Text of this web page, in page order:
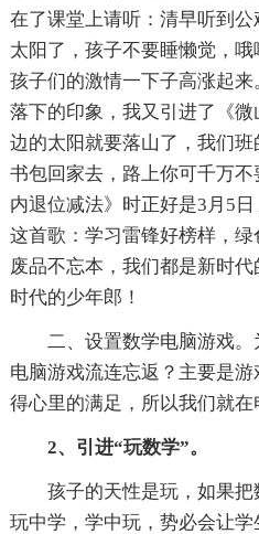
在了课堂上请听：清早听到
太阳了，孩子不要睡懒觉，哦
孩子们的激情一下子高涨起
落下的印象，我又引进了《
边的太阳就要落山了，我们
书包回家去，路上你可千万
内退位减法》时正好是3月5
这首歌：学习雷锋好榜样，
废品不忘本，我们都是新时
时代的少年郎！
二、设置数学电脑游戏
电脑游戏流连忘返？主要是
得心里的满足，所以我们就在
2、引进“玩数学”。
孩子的天性是玩，如果
玩中学，学中玩，势必会让